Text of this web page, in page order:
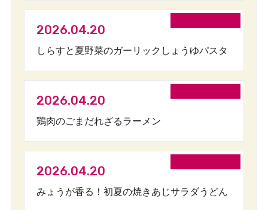
2026.04.20
しらすと夏野菜のガーリックしょうゆパスタ
2026.04.20
鶏肉のごまだれざるラーメン
2026.04.20
みょうが香る！初夏の焼きあじサラダうどん